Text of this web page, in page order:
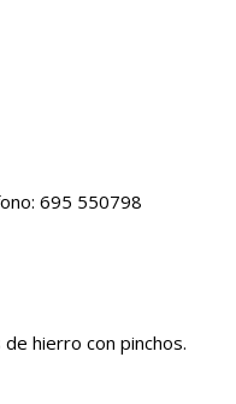
695 550798
hierro con pinchos.